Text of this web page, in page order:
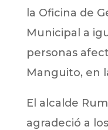
la Oficina de
Municipal a
personas
Manguito, en
El alcalde
agradeció a